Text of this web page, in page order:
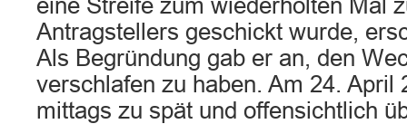
eine Streife zum wiederholten Mal
Antragstellers geschickt wurde,
Als Begründung gab er an, den
verschlafen zu haben. Am 24. April
mittags zu spät und offensichtlich